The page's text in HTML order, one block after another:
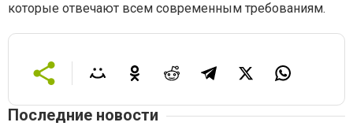
которые отвечают всем современным требованиям.
Последние новости